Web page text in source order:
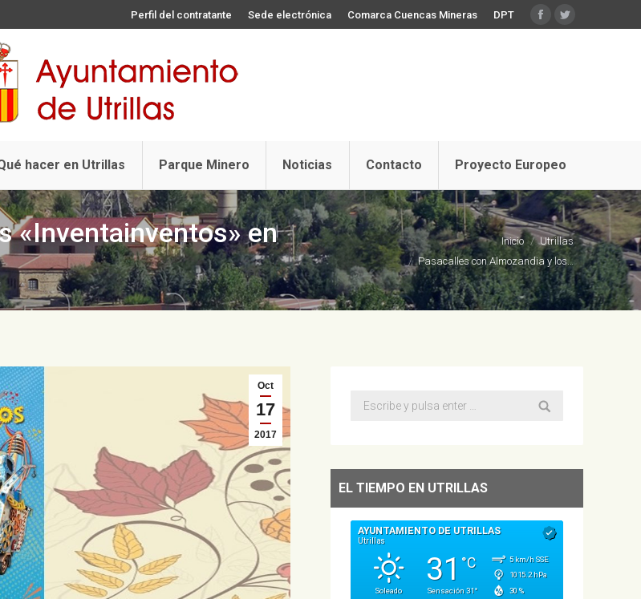
Perfil del contratante Sede electrónica Comarca Cuencas Mineras DPT Facebook
Twitter
hacer en Utrillas Parque Minero Noticias Contacto Proyecto Europeo
«Inventainventos» en
Estás aquí: Inicio
Utrillas
Pasacalles con Almozandia y los…
Oct
17
2017
Buscar:
EL TIEMPO EN UTRILLAS